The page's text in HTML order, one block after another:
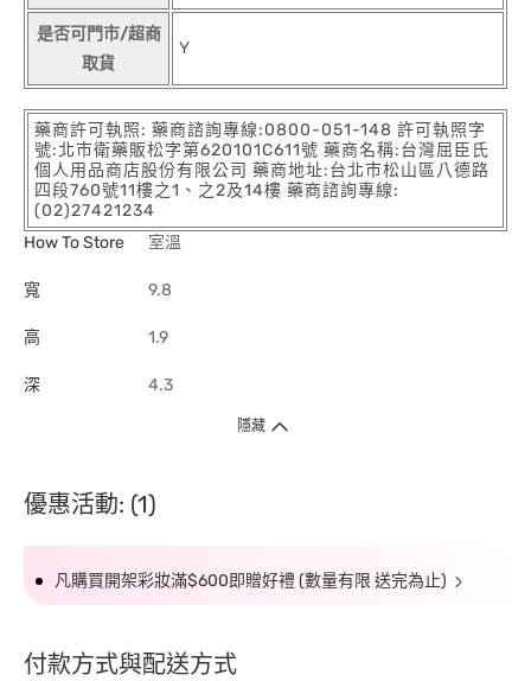
是否可門市/超商
取貨
Y
藥商許可執照: 藥商諮詢專線:0800-051-148 許可執照字
號:北市衛藥販松字第620101C611號 藥商名稱:台灣屈臣氏
個人用品商店股份有限公司 藥商地址:台北市松山區八德路
四段760號11樓之1、之2及14樓 藥商諮詢專線:
(02)27421234
How To Store
室溫
寬 9.8
高 1.9
深 4.3
隱藏
優惠活動: (1)
凡購買開架彩妝滿$600即贈好禮 (數量有限 送完為止)
付款方式與配送方式